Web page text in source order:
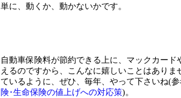
単に、動くか、動かないかです。
自動車保険料が節約できる上に、マックカード
えるのですから、こんなに嬉しいことはありま
ているように、ぜひ、毎年、やって下さいね(
険･生命保険の値上げへの対応策)。